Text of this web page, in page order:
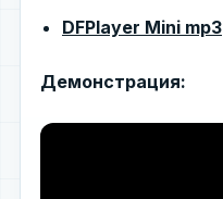
DFPlayer Mini mp3
Демонстрация: